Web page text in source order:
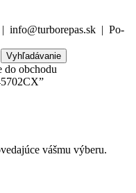
| info@turborepas.sk | Po-
Vyhľadávanie
do obchodu
vášmu výberu.